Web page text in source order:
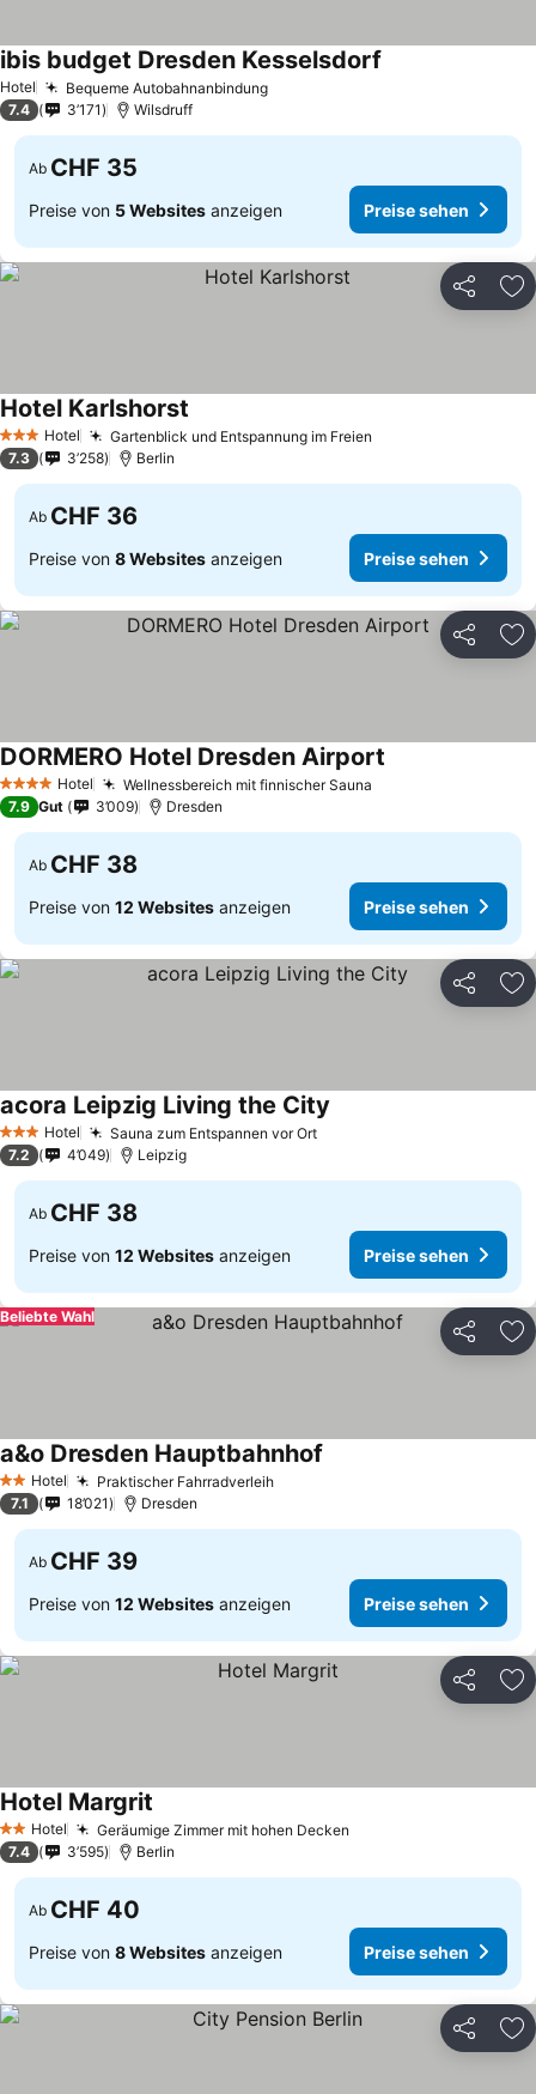
Hotel Bequeme Autobahnanbindung
ibis budget Dresden Kesselsdorf
7.4 3’171 Wilsdruff
Ab CHF 35
Preise von 5 Websites anzeigen Preise sehen
Teilen
3 SterneHotel Gartenblick und Entspannung im Freien
Hotel Karlshorst
7.3 3’258 Berlin
Ab CHF 36
Preise von 8 Websites anzeigen Preise sehen
Teilen
4 Sterne Hotel Wellnessbereich mit finnischer Sauna
DORMERO Hotel Dresden Airport
7.9 Gut 3’009 Dresden
Ab CHF 38
Preise von 12 Websites anzeigen Preise sehen
Teilen
3 SterneHotel Sauna zum Entspannen vor Ort
acora Leipzig Living the City
7.2 4’049 Leipzig
Ab CHF 38
Preise von 12 Websites anzeigen Preise sehen
Teilen
Beliebte Wahl
2 Sterne
Hotel Praktischer Fahrradverleih
a&o Dresden Hauptbahnhof
7.1 18’021 Dresden
Ab CHF 39
Preise von 12 Websites anzeigen Preise sehen
Teilen
2 Sterne
Hotel Geräumige Zimmer mit hohen Decken
Hotel Margrit
7.4 3’595 Berlin
Ab CHF 40
Preise von 8 Websites anzeigen Preise sehen
Teilen